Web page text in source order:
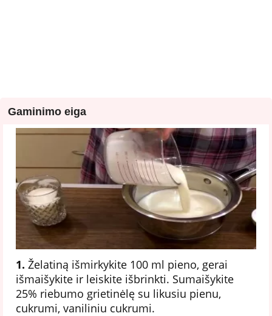
Gaminimo eiga
1. Želatiną išmirkykite 100 ml pieno, gerai
išmaišykite ir leiskite išbrinkti. Sumaišykite
25% riebumo grietinėlę su likusiu pienu,
cukrumi, vaniliniu cukrumi.